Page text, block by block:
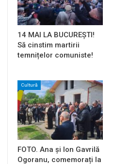
14 MAI LA BUCUREȘTI!
Să cinstim martirii
temnițelor comuniste!
Cultură
FOTO. Ana și Ion Gavrilă
Ogoranu, comemorați la